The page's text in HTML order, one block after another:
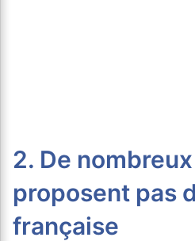
2. De
proposent pas
française